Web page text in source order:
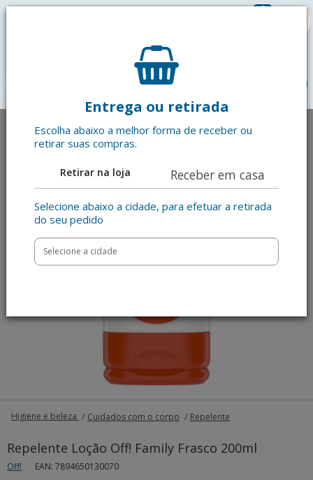
0
Entrega ou retirada
Escolha abaixo a melhor forma de receber ou
retirar suas compras.
Retirar na loja Receber em casa
Selecione abaixo a cidade, para efetuar a retirada
do seu pedido
Higiene e beleza Cuidados com o corpo Repelente
Repelente Loção Off! Family Frasco 200ml
Off! EAN: 7894650130070